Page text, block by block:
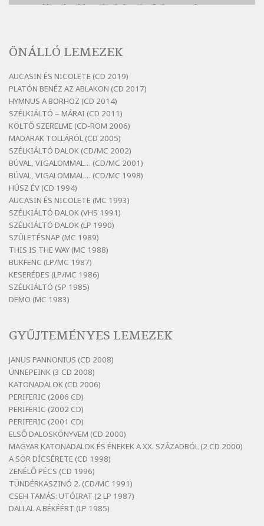
Bertók László: A kukára is fel vagy írva
Szélkiáltó
Bertók László: Az arcodra, ha nem vigyázol
Szélkiáltó
Bertók László: Dinnye Döme
Szélkiáltó
Bertók László: Diófa-levélen
Szélkiáltó
Bertók László: El-elképzelem a falansztert
Szélkiáltó
Bertók László: Elmenni kevés, itt maradni
sok
Szélkiáltó
Bertók László: Mintha már pénteken
vasárnap
Szélkiáltó
Bertók László: Ó, az a hol volt vicinális
Bertók László: Vásáros
Szélkiáltó
Bertók László: Vizibolt
Szélkiáltó
Bornemissza Endre: Szitakötő
Szélkiáltó
Detlev von Liliencron: Bölcsődal
Szélkiáltó
Fenyvesi Béla: Lesz-e még menedék?
Szélkiáltó
Fenyvesi Béla: Szélkiáltó kánon
Szélkiáltó
ÖNÁLLÓ LEMEZEK
AUCASIN ÉS NICOLETE (CD 2019)
PLATÓN BENÉZ AZ ABLAKON (CD 2017)
HYMNUS A BORHOZ (CD 2014)
SZÉLKIÁLTÓ – MÁRAI (CD 2011)
KÖLTŐ SZERELME (CD-ROM 2006)
MADARAK TOLLÁRÓL (CD 2005)
SZÉLKIÁLTÓ DALOK (CD/MC 2002)
BÚVAL, VIGALOMMAL… (CD/MC 2001)
BÚVAL, VIGALOMMAL… (CD/MC 1998)
HÚSZ ÉV (CD 1994)
AUCASIN ÉS NICOLETE (MC 1993)
SZÉLKIÁLTÓ DALOK (VHS 1991)
SZÉLKIÁLTÓ DALOK (LP 1990)
SZÜLETÉSNAP (MC 1989)
THIS IS THE WAY (MC 1988)
BUKFENC (LP/MC 1987)
KESERÉDES (LP/MC 1986)
SZÉLKIÁLTÓ (SP 1985)
DEMO (MC 1983)
GYŰJTEMÉNYES LEMEZEK
JANUS PANNONIUS (CD 2008)
ÜNNEPEINK (3 CD 2008)
KATONADALOK (CD 2006)
PERIFERIC (2006 CD)
PERIFERIC (2002 CD)
PERIFERIC (2001 CD)
ELSŐ DALOSKÖNYVEM (CD 2000)
MAGYAR KATONADALOK ÉS ÉNEKEK A XX. SZÁZADBÓL (2 CD 2000)
A SÖR DÍCSÉRETE (CD 1998)
ZENÉLŐ PÉCS (CD 1996)
TÜNDÉRKASZINÓ 2. (CD/MC 1991)
CSEH TAMÁS: UTÓIRAT (2 LP 1987)
DALLAL A BÉKÉÉRT (LP 1985)